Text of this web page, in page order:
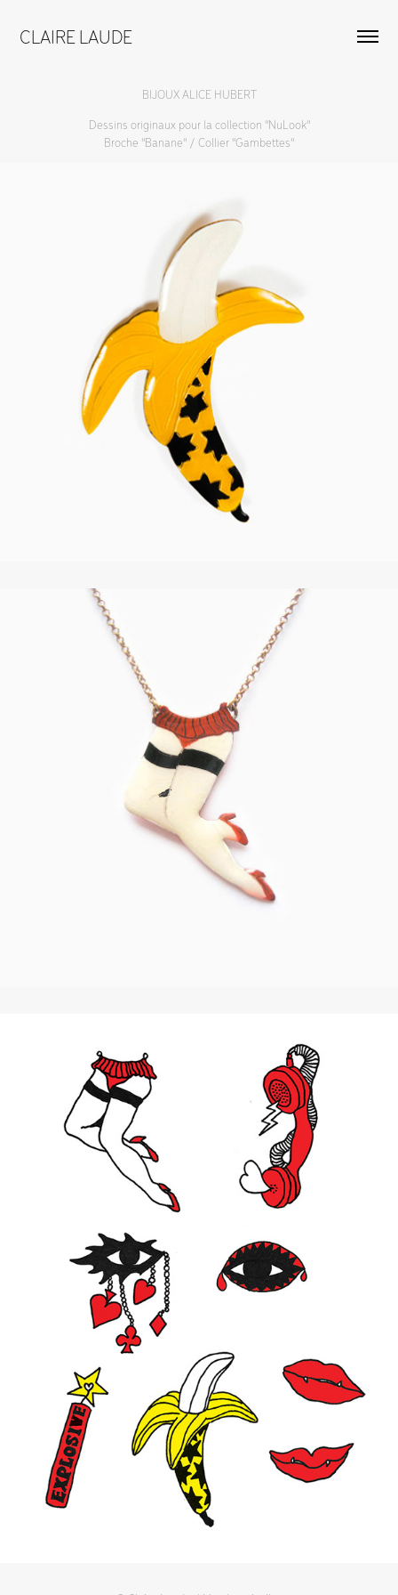
CLAIRE LAUDE
BIJOUX ALICE HUBERT
Dessins originaux pour la collection "NuLook"
Broche "Banane" / Collier "Gambettes"